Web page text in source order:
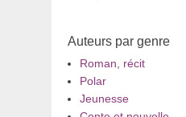
Auteurs par genre
Roman, récit
Polar
Jeunesse